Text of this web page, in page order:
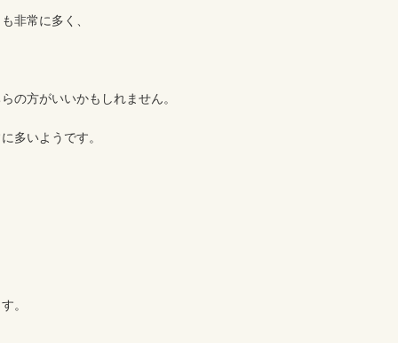
非常に多く、
の方がいいかもしれません。
多いようです。
。